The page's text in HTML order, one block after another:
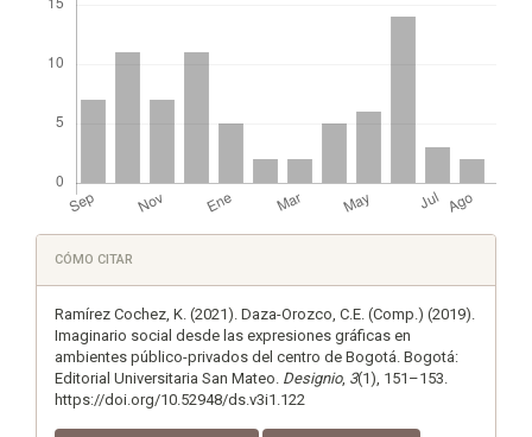
Detalles
del
artículo
CÓMO CITAR
Ramírez Cochez, K. (2021). Daza-Orozco, C.E. (Comp.) (2019).
Imaginario social desde las expresiones gráficas en
ambientes público-privados del centro de Bogotá. Bogotá:
Editorial Universitaria San Mateo. Designio, 3(1), 151–153.
https://doi.org/10.52948/ds.v3i1.122